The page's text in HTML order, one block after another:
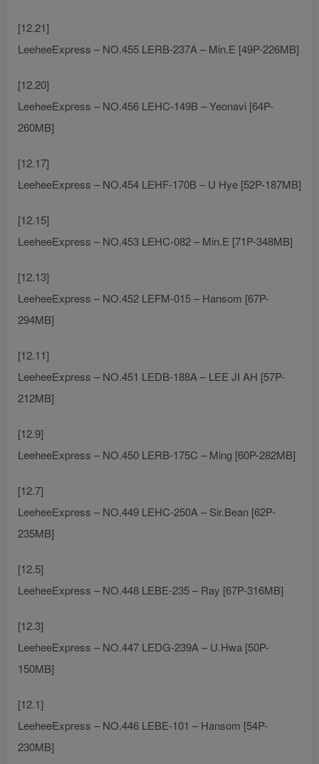
[12.21]
LeeheeExpress – NO.455 LERB-237A – Min.E [49P-226MB]
[12.20]
LeeheeExpress – NO.456 LEHC-149B – Yeonavi [64P-
260MB]
[12.17]
LeeheeExpress – NO.454 LEHF-170B – U Hye [52P-187MB]
[12.15]
LeeheeExpress – NO.453 LEHC-082 – Min.E [71P-348MB]
[12.13]
LeeheeExpress – NO.452 LEFM-015 – Hansom [67P-
294MB]
[12.11]
LeeheeExpress – NO.451 LEDB-188A – LEE JI AH [57P-
212MB]
[12.9]
LeeheeExpress – NO.450 LERB-175C – Ming [60P-282MB]
[12.7]
LeeheeExpress – NO.449 LEHC-250A – Sir.Bean [62P-
235MB]
[12.5]
LeeheeExpress – NO.448 LEBE-235 – Ray [67P-316MB]
[12.3]
LeeheeExpress – NO.447 LEDG-239A – U.Hwa [50P-
150MB]
[12.1]
LeeheeExpress – NO.446 LEBE-101 – Hansom [54P-
230MB]